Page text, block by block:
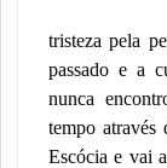
tristeza pela
passado e a
nunca
tempo através
Escócia e vai